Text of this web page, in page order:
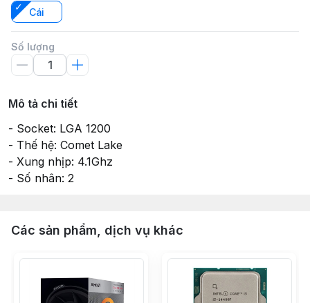
Cái
Số lượng
Mô tả chi tiết
- Socket: LGA 1200
- Thế hệ: Comet Lake
- Xung nhịp: 4.1Ghz
- Số nhân: 2
Các sản phẩm, dịch vụ khác